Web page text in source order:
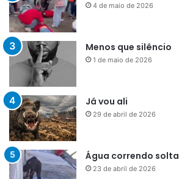
4 de maio de 2026
Menos que silêncio
1 de maio de 2026
Já vou ali
29 de abril de 2026
Água correndo solta
23 de abril de 2026